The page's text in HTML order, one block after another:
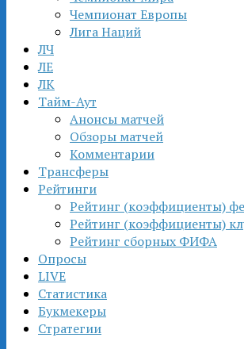
Чемпионат Европы
Лига Наций
ЛЧ
ЛЕ
ЛК
Тайм-Аут
Анонсы матчей
Обзоры матчей
Комментарии
Трансферы
Рейтинги
Рейтинг (коэффициенты)
Рейтинг (коэффициенты)
Рейтинг сборных ФИФА
Опросы
LIVE
Статистика
Букмекеры
Стратегии